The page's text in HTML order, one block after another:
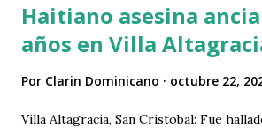
Haitiano asesina
años en Villa
Por Clarin Dominicano octubre 22,
Villa Altagracia, San Cristobal: Fue